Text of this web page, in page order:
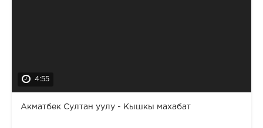
4:55
Акматбек Султан уулу - Кышкы махабат